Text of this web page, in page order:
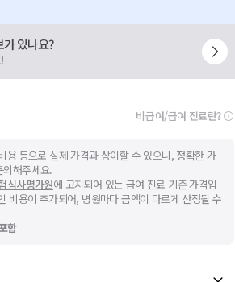
있나요?
비급여/급여 진료란?
용 등으로 실제 가격과 상이할 수 있으니, 정확한 가
해주세요.
심사평가원에 고지되어 있는 급여 진료 기준 가격입
비용이 추가되어, 병원마다 금액이 다르게 산정될 수
함
리하지 못했습니다.
경우 모두닥 채널톡으로 문의해주세요.